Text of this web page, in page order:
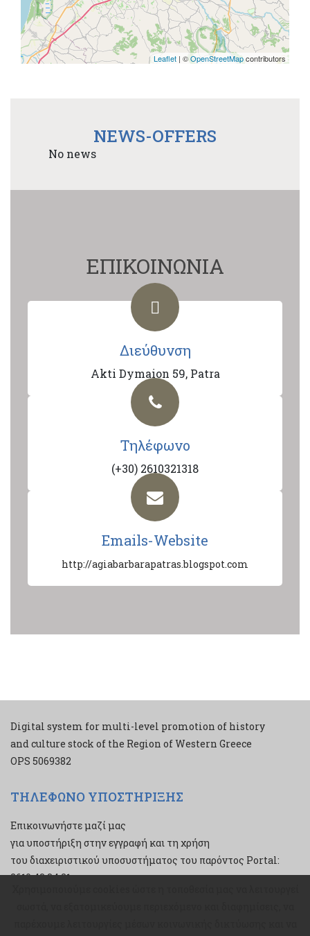
Leaflet | ©OpenStreetMapcontributors
NEWS-OFFERS
No news
ΕΠΙΚΟΙΝΩΝΙΑ
Διεύθυνση
Akti Dymaion 59, Patra
Τηλέφωνο
(+30) 2610321318
Emails-Website
http://agiabarbarapatras.blogspot.com
Digital system for multi-level promotion of history
and culture stock of the Region of Western Greece
ΟPS 5069382
ΤΗΛΕΦΩΝΟ ΥΠΟΣΤΗΡΙΞΗΣ
Επικοινωνήστε μαζί μας
για υποστήριξη στην εγγραφή και τη χρήση
του διαχειριστικού υποσυστήματος του παρόντος Portal:
2610 43 34 21